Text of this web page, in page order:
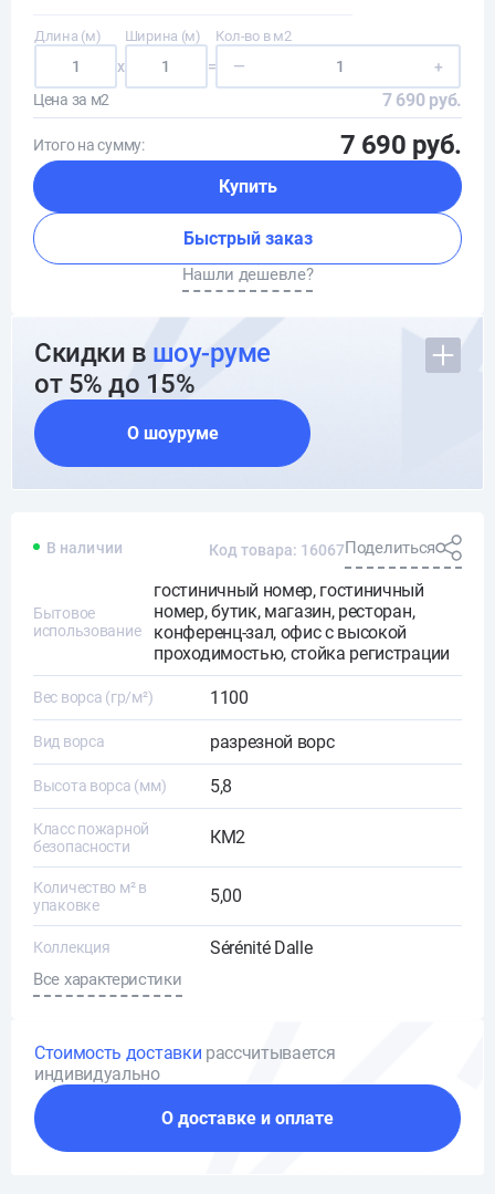
Длина (м)
x
Ширина (м)
=
Кол-во в м2
—
+
Цена за м2
7 690 руб.
Итого на сумму: 7 690 руб.
Купить
Быстрый заказ
Нашли дешевле?
Скидки в шоу-руме
от 5% до 15%
О шоуруме
В наличии Код товара: 16067Поделиться
Бытовое
использование
гостиничный номер, гостиничный
номер, бутик, магазин, ресторан,
конференц-зал, офис с высокой
проходимостью, стойка регистрации
Вес ворса (гр/м²) 1100
Вид ворса разрезной ворс
Высота ворса (мм) 5,8
Класс пожарной
безопасности
КМ2
Количество м² в
упаковке
5,00
Коллекция Sérénité Dalle
Все характеристики
Стоимость доставки рассчитывается
индивидуально
О доставке и оплате